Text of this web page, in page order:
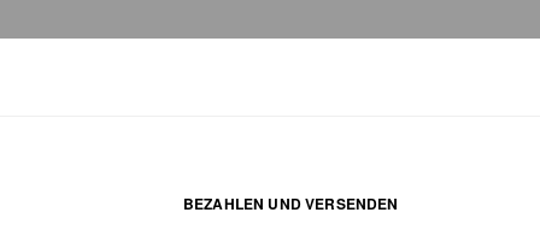
BEZAHLEN UND VERSENDEN